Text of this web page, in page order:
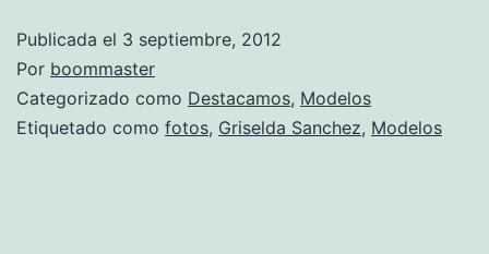
Publicada el 3 septiembre, 2012
Por boommaster
Categorizado como Destacamos, Modelos
Etiquetado como fotos, Griselda Sanchez, Modelos